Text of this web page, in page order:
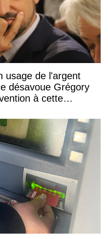
usage de l'argent
désavoue Grégory
à cette